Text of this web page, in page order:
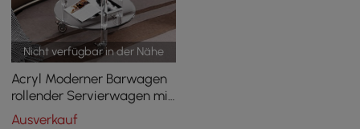
Nicht verfügbar in der Nähe
Acryl Moderner Barwagen
rollender Servierwagen mit
2 Etagen & Handgriff
Ausverkauf